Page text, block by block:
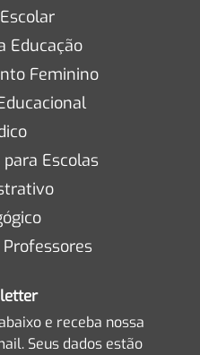
Educação
Feminino
Escolas
e receba nossa
Seus dados estão